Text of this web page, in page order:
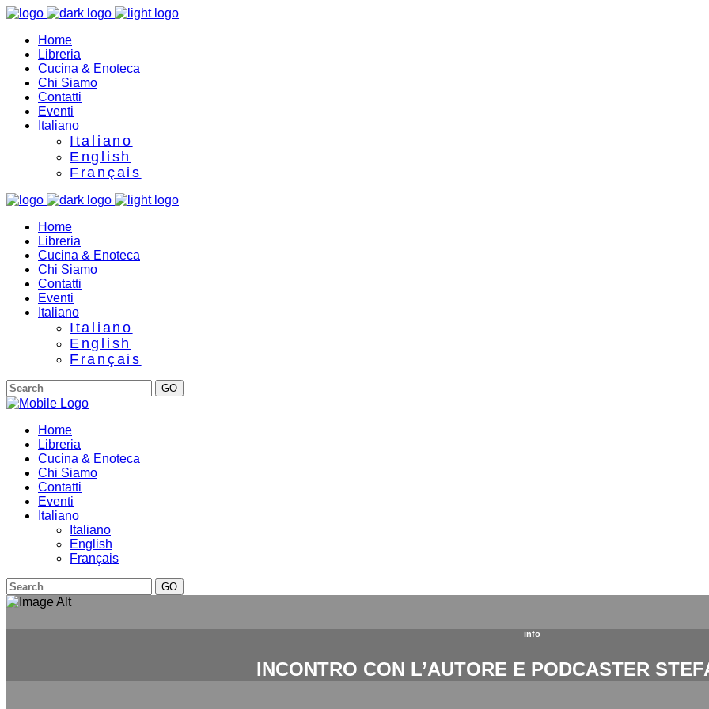
Home
Libreria
Cucina & Enoteca
Chi Siamo
Contatti
Eventi
Italiano
Italiano
English
Français
Home
Libreria
Cucina & Enoteca
Chi Siamo
Contatti
Eventi
Italiano
Italiano
English
Français
GO
Home
Libreria
Cucina & Enoteca
Chi Siamo
Contatti
Eventi
Italiano
Italiano
English
Français
GO
info
INCONTRO CON L’AUTORE E PODCASTER